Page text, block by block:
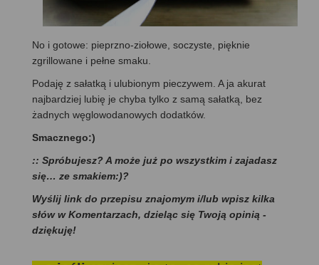
No i gotowe: pieprzno-ziołowe, soczyste, pięknie
zgrillowane i pełne smaku.
Podaję z sałatką i ulubionym pieczywem. A ja akurat
najbardziej lubię je chyba tylko z samą sałatką, bez
żadnych węglowodanowych dodatków.
Smacznego:)
:: Spróbujesz? A może już po wszystkim i zajadasz
się… ze smakiem:)?
Wyślij link do przepisu znajomym i/lub wpisz kilka
słów w Komentarzach, dzieląc się Twoją opinią -
dziękuję!